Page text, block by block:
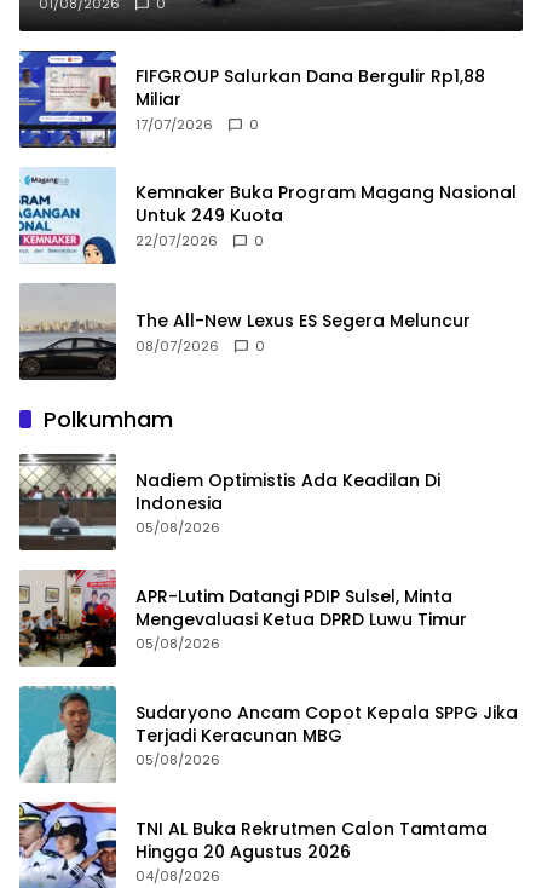
FIFGROUP Salurkan Dana Bergulir Rp1,88
Miliar
17/07/2026 0
Kemnaker Buka Program Magang Nasional
Untuk 249 Kuota
22/07/2026 0
The All-New Lexus ES Segera Meluncur
08/07/2026 0
Polkumham
Nadiem Optimistis Ada Keadilan Di
Indonesia
05/08/2026
APR-Lutim Datangi PDIP Sulsel, Minta
Mengevaluasi Ketua DPRD Luwu Timur
05/08/2026
Sudaryono Ancam Copot Kepala SPPG Jika
Terjadi Keracunan MBG
05/08/2026
TNI AL Buka Rekrutmen Calon Tamtama
Hingga 20 Agustus 2026
04/08/2026